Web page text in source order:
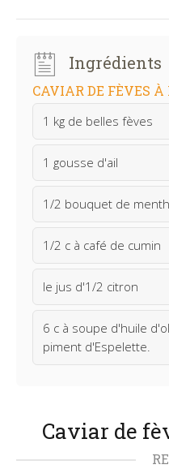
Ingrédients
CAVIAR DE FÈVES
1 kg de belles fèves
1 gousse d'ail
1/2 bouquet de
1/2 c à café de cumin
le jus d'1/2 citron
6 c à soupe d'huile
piment d'Espelette.
Caviar de